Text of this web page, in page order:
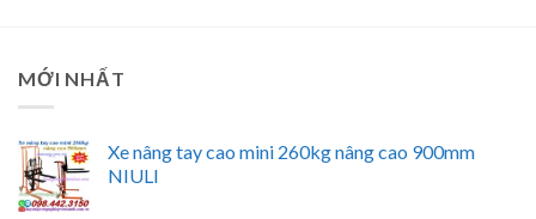
MỚI NHẤT
Xe nâng tay cao mini 260kg nâng cao 900mm
NIULI